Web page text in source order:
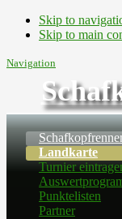
Skip to
Skip to main
Navigation
Landkarte
Turnier
Punktelisten
Partner